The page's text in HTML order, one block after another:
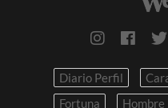
Diario Perfil
Fortuna
Hombre